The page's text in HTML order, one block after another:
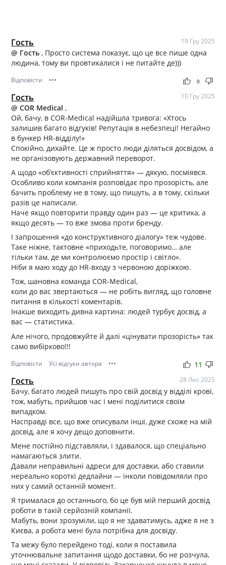
Гость 19 Гру 2025
@ Гость, Просто система показує, що це все пише одна
людина, тому ви провтикалися і не питайте де)))
Відповісти ••• thumb_up thumb_down
0
Гость 10 Гру 2025
@ COR Medical,
Ой, бачу, в COR-Medical надійшла тривога: «Хтось
залишив багато відгуків! Репутація в небезпеці! Негайно
в бункер HR-відділу!»
Спокійно, дихайте. Це ж просто люди діляться досвідом, а
не організовують державний переворот.
А щодо «об’єктивності сприйняття» — дякую, посміявся.
Особливо коли компанія розповідає про прозорість, але
бачить проблему не в тому, що пишуть, а в тому, скільки
разів це написали.
Наче якщо повторити правду один раз — це критика, а
якщо десять — то вже змова проти бренду.
І запрошення «до конструктивного діалогу» теж чудове.
Таке ніжне, тактовне «приходьте, поговоримо… але
тільки там, де ми контролюємо простір і світло».
Ніби я маю ходу до HR-входу з червоною доріжкою.
Тож, шановна команда COR-Medical,
коли до вас звертаються — не робіть вигляд, що головне
питання в кількості коментарів.
Інакше виходить дивна картина: людей турбує досвід, а
вас — статистика.
Але нічого, продовжуйте й далі «цінувати прозорість» так
само вибірково!!!
Відповісти Усі відгуки автора ••• thumb_up thumb_down
11
Гость 28 Лис 2025
Бачу, багато людей пишуть про свій досвід у відділі крові,
тож, мабуть, прийшов час і мені поділитися своїм
випадком.
Насправді все, що вже описували інші, дуже схоже на мій
досвід, але я хочу дещо доповнити.
Мене постійно підставляли, і здавалося, що спеціально
намагаються злити.
Давали неправильні адреси для доставки, або ставили
нереально короткі дедлайни — інколи повідомляли про
них у самий останній момент.
Я трималася до останнього, бо це був мій перший досвід
роботи в такій серйозній компанії.
Мабуть, вони зрозуміли, що я не здаватимусь, адже я не з
Києва, а робота мені була потрібна для досвіду.
Та межу було перейдено тоді, коли я поставила
уточнювальне запитання щодо доставки, бо не розчула,